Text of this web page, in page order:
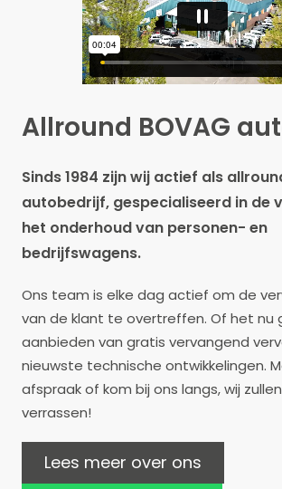
Allround BOVAG
Sinds 1984 zijn wij actief als
autobedrijf, gespecialiseerd in de
het onderhoud van personen- en
bedrijfswagens.
Ons team is elke dag actief om de
van de klant te overtreffen. Of het nu
aanbieden van gratis vervangend
nieuwste technische ontwikkelingen.
afspraak of kom bij ons langs, wij
verrassen!
Lees meer over ons